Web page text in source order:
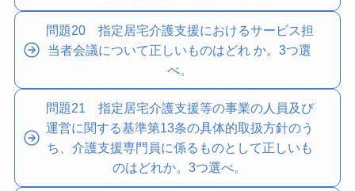
問題20 指定居宅介護支援におけるサービス担
当者会議について正しいものはどれ か。3つ選
べ。
問題21 指定居宅介護支援等の事業の人員及び
運営に関する基準第13条の具体的取扱方針のう
ち、介護支援専門員に係るものとして正しいも
のはどれか。3つ選べ。